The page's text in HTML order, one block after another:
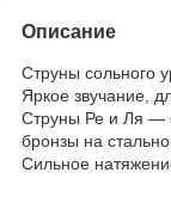
Описание
Струны сольного
Яркое звучание,
Струны Ре и Ля —
бронзы на
Сильное